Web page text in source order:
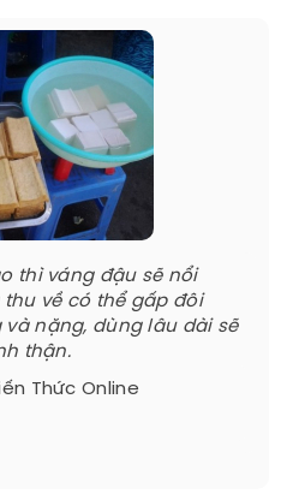
thì váng đậu sẽ nổi
về có thể gấp đôi
nặng, dùng lâu dài sẽ
thận.
Thức Online